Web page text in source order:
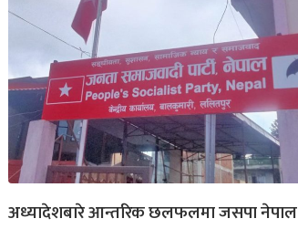
अध्यादेशबारे आन्तरिक छलफलमा जसपा नेपाल